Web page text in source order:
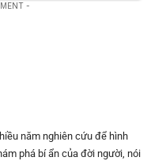
-
năm nghiên cứu để hình
phá bí ẩn của đời người, nói